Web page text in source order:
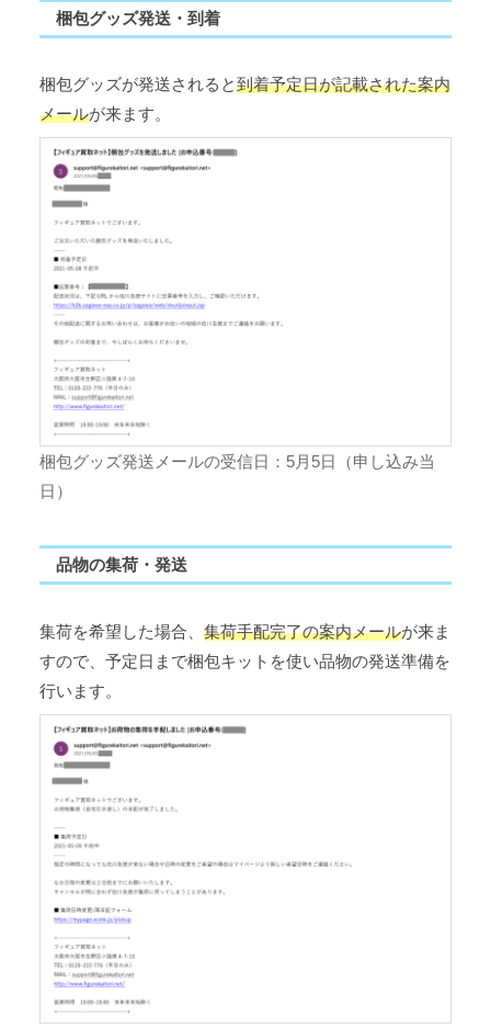
梱包グッズ発送・到着
梱包グッズが発送されると到着予定日が記載された案内
メールが来ます。
梱包グッズ発送メールの受信日：5月5日（申し込み当
日）
品物の集荷・発送
集荷を希望した場合、 集荷手配完了の案内メールが来ま
すので、予定日まで梱包キットを使い品物の発送準備を
行います。